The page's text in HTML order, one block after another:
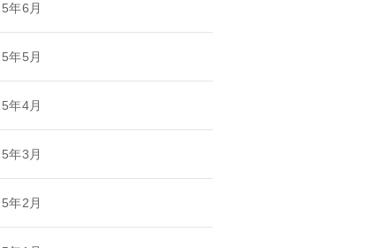
年6月
年5月
年4月
年3月
年2月